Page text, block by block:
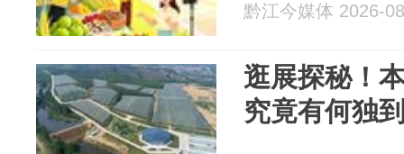
黔江今媒体 2026-
逛展探秘！
究竟有何独